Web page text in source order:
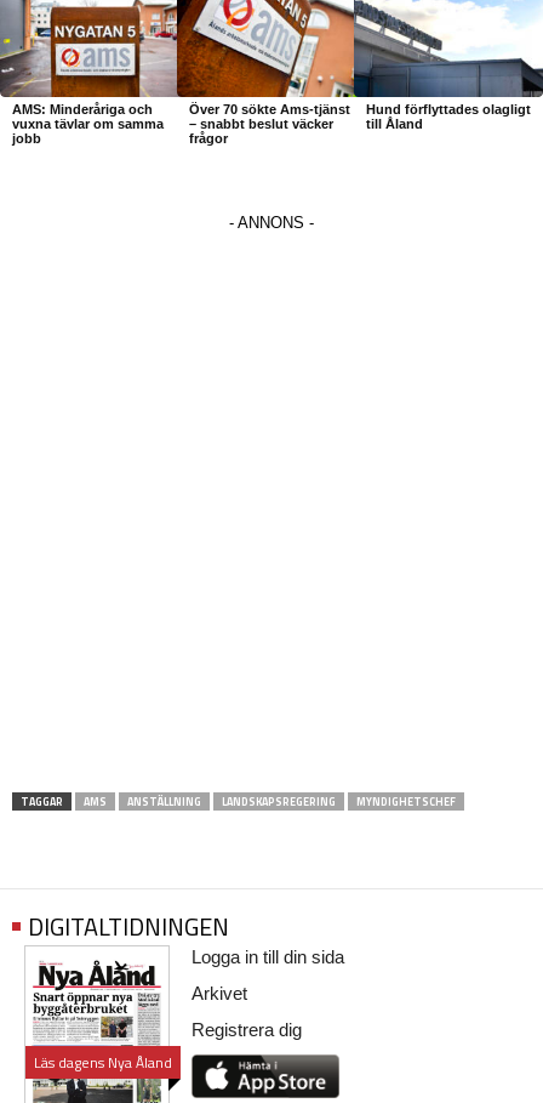
AMS: Minderåriga och
vuxna tävlar om samma
jobb
Över 70 sökte Ams-tjänst
– snabbt beslut väcker
frågor
Hund förflyttades olagligt
till Åland
TAGGAR AMS ANSTÄLLNING LANDSKAPSREGERING MYNDIGHETSCHEF
DIGITALTIDNINGEN
Läs dagens Nya Åland
Logga in till din sida
Arkivet
Registrera dig